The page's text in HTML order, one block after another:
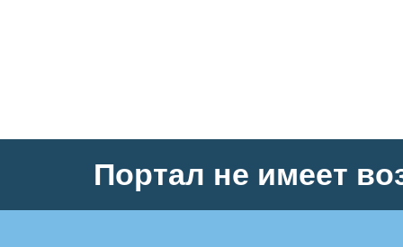
Портал не имеет